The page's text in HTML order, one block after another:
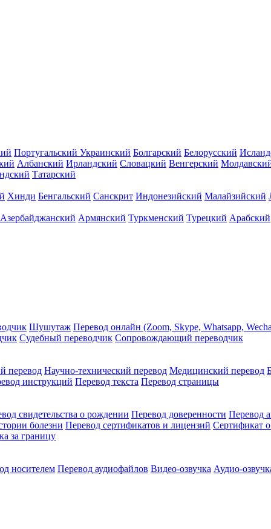
Португальский Украинский Болгарский Белорусский
Албанский Ирландский Словацкий Венгерский
Татарский
Хинди Бенгальский Санскрит Индонезийский Малайзийский
Азербайджанский Армянский Туркменский Турецкий Арабский
Шушутаж Перевод онлайн (Zoom, Skype, Whatsapp,
Судебный переводчик Сопровождающий переводчик
перевод Научно-технический перевод Медицинский перевод
инструкций Перевод текста Перевод страницы
свидетельства о рождении Перевод доверенности Перевод
болезни Перевод сертификатов и лицензий Сертификат
за границу
носителем Перевод аудиофайлов Видео-озвучка Аудио-